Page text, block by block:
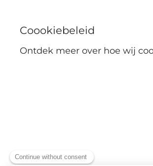
Coookiebeleid
Ontdek meer over hoe wij